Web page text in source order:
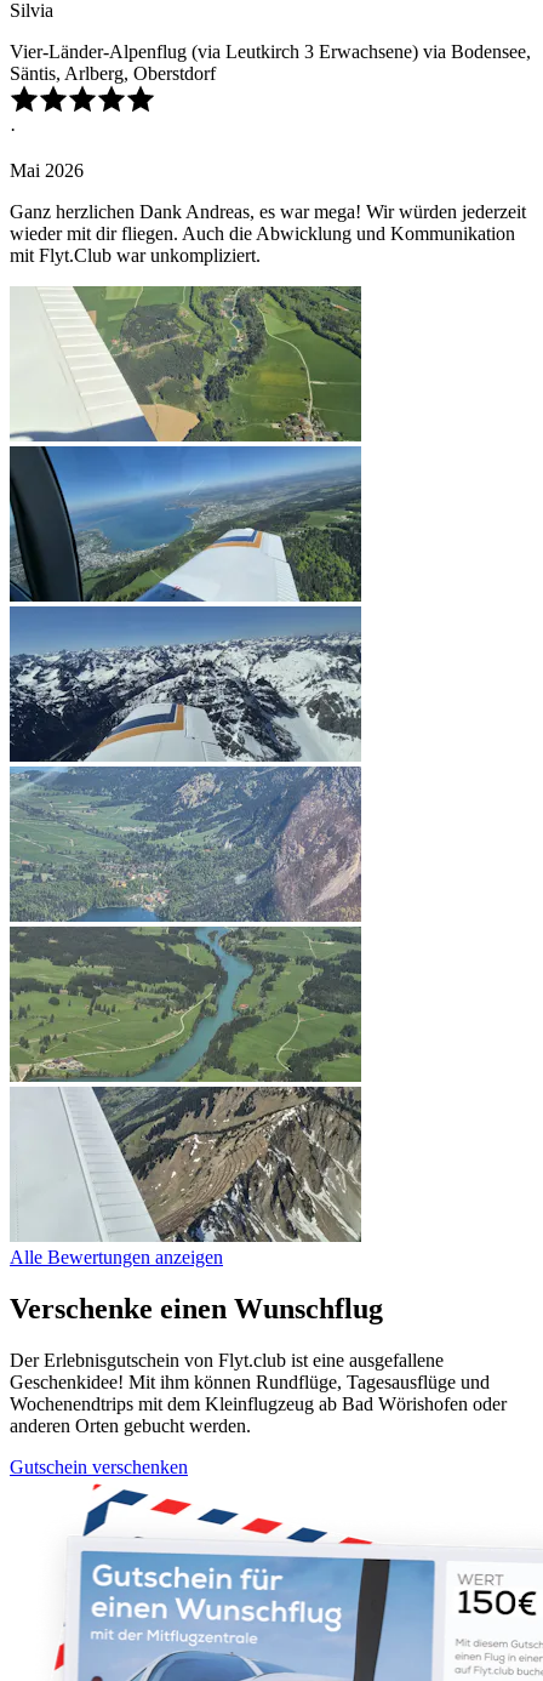
Silvia
Vier-Länder-Alpenflug (via Leutkirch 3 Erwachsene) via Bodensee,
Säntis, Arlberg, Oberstdorf
·
Mai 2026
Ganz herzlichen Dank Andreas, es war mega! Wir würden jederzeit
wieder mit dir fliegen. Auch die Abwicklung und Kommunikation
mit Flyt.Club war unkompliziert.
Alle Bewertungen anzeigen
Verschenke einen Wunschflug
Der Erlebnisgutschein von Flyt.club ist eine ausgefallene
Geschenkidee! Mit ihm können Rundflüge, Tagesausflüge und
Wochenendtrips mit dem Kleinflugzeug ab Bad Wörishofen oder
anderen Orten gebucht werden.
Gutschein verschenken